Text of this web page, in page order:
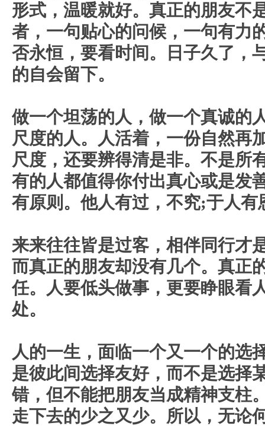
形式，温暖就好。真正的朋友不
者，一句贴心的问候，一句有力
否永恒，要看时间。日子久了，
的自会留下。
做一个坦荡的人，做一个真诚的
尺度的人。
人活着，一份自然再
尺度，还要辨得清是非。不是所
有的人都值得你付出真心或是发
有原则。他人有过，不究;于人有
来来往往皆是过客，相伴同行才
而真正的朋友却没有几个。真正
任。人要低头做事，更要睁眼看
处。
人的一生，面临一个又一个的选
是彼此间选择友好，而不是选择
错，但不能把朋友当成精神支柱
走下去的少之又少。所以，无论